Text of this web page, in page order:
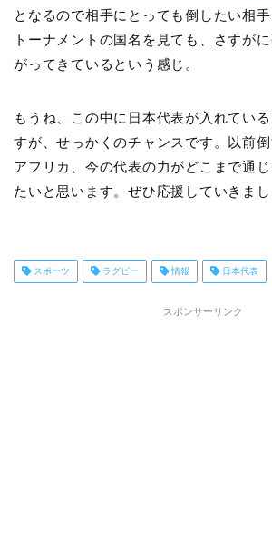
となるので相手にとっても倒したい相手
トーナメントの国名を見ても、さすが
がってきているという感じ。
もうね、この中に日本代表が入れてい
すが、せっかくのチャンスです。以前
アフリカ、今の代表の力がどこまで通
たいと思います。ぜひ応援していきまし
スポーツ ラグビー 情報 日本代表
スポンサーリンク